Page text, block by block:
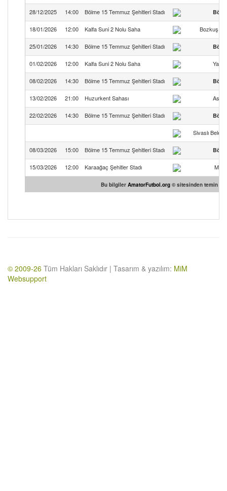
28/12/2025 14:00 Bölme 15 Temmuz Şehitleri Stadı
18/01/2026 12:00 Kalfa Suni 2 Nolu Saha Bozkuş
25/01/2026 14:30 Bölme 15 Temmuz Şehitleri Stadı
01/02/2026 12:00 Kalfa Suni 2 Nolu Saha
08/02/2026 14:30 Bölme 15 Temmuz Şehitleri Stadı
13/02/2026 21:00 Huzurkent Sahası Asil
22/02/2026 14:30 Bölme 15 Temmuz Şehitleri Stadı
Sivaslı
08/03/2026 15:00 Bölme 15 Temmuz Şehitleri Stadı
15/03/2026 12:00 Karaağaç Şehitler Stadı
Bu bilgiler AmatorFutbol.org © sitesinden temin
© 2009-26 Tüm Hakları Saklıdır | Tasarım & yazılım: MiM
Websupport